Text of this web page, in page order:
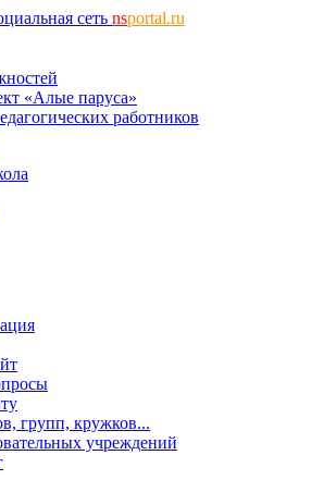
сеть nsportal.ru
«Алые паруса»
работников
групп, кружков...
учреждений